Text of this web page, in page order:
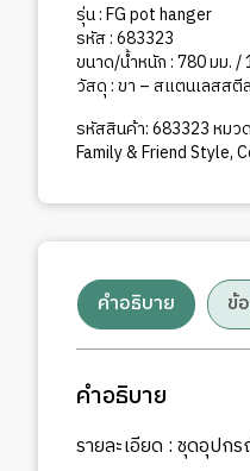
รุ่น : FG pot hanger
รหัส : 683323
ขนาด/น้ำหนัก : 780 มม. /
วัสดุ : ขา – สแตนเลสสตี
รหัสสินค้า:683323หมว
Family & Friend Style,
คำอธิบาย ข้
คำอธิบาย
รายละเอียด : ชุดอุปก